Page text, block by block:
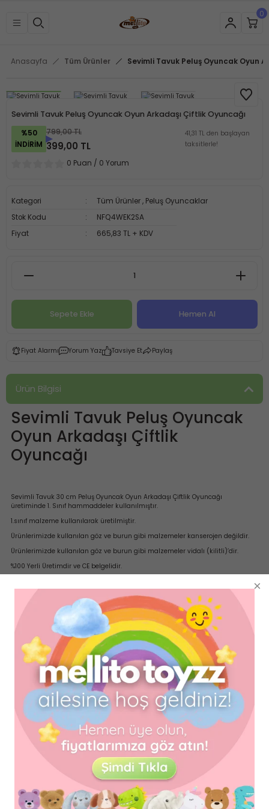
0
Anasayfa Tüm Ürünler Sevimli Tavuk Peluş Oyuncak Oyun
Sevimli Tavuk Peluş Oyuncak Oyun Arkadaşı Çiftlik Oyuncağı
%50
İNDİRİM
799,00 TL
399,00 TL
41,31 TL den başlayan
taksitlerle!
0 Puan / 0 Yorum
Kategori Tüm Ürünler, Peluş Oyuncaklar
Stok Kodu
NFQ4WEK2SA
Fiyat
665,83 TL + KDV
Sepete Ekle Hemen Al
Fiyat Alarmı Yorum Yaz Tavsiye Et Paylaş
Ürün Bilgisi
Sevimli Tavuk Peluş Oyuncak
Oyun Arkadaşı Çiftlik
Oyuncağı
Sevimli Tavuk 30 cm Peluş Oyuncak Oyun Arkadaşı Çiftlik Oyuncağı
üretiminde 1. Sınıf hammaddeler kullanılmıştır.
1.sınıf malzeme kullanılarak üretilmiştir.
Ürünlerimizde kullanılan göz ve burun gibi malzemeler kanserojen değildir.
Ürünlerimizde kullanılan göz ve burun gibi malzemeler vidalı (kilitli)’dir.
%100 Yerli Üretimdir ve CE belgelidir.
Çocuğunuzun sağlığı için sağlıklı koşullarda üretilir kullanılan hammaddeler
testlerden geçmiştir kilitli göz kullanılır.
Not:Peluş oyuncaklar kopabilecek mataryalleri(toka,fiyonk vs.)sabitlendikten
sonra bir torba ya da yastık kılıfı içersinde 40 derece çamaşır makinesinde
yıkanabilir.
Yorumlar
Bu ürüne ilk yorumu siz yapın!
Yorum Yaz
Taksit Seçenekleri
Bu ürünün fiyat bilgisi, resim, ürün açıklamalarında ve diğer
konularda yetersiz gördüğünüz noktaları öneri formunu
kullanarak tarafımıza iletebilirsiniz.